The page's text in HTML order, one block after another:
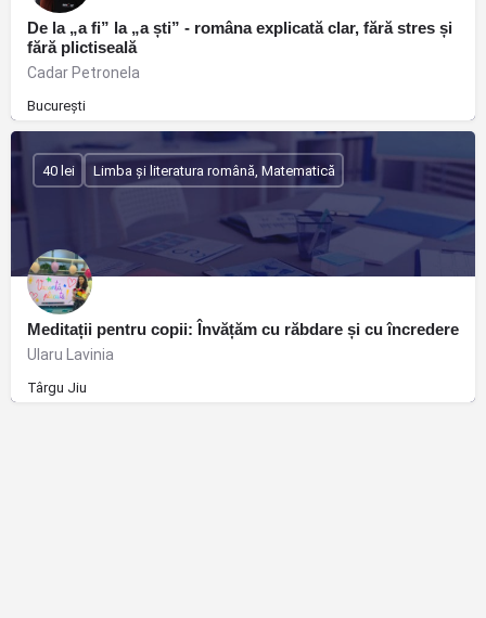
De la „a fi” la „a ști” - româna explicată clar, fără stres și
fără plictiseală
Cadar Petronela
București
Meditații pentru copii: Învățăm cu răbdare și cu încredere
Ularu Lavinia
Târgu Jiu
40 lei Limba și literatura română, Matematică